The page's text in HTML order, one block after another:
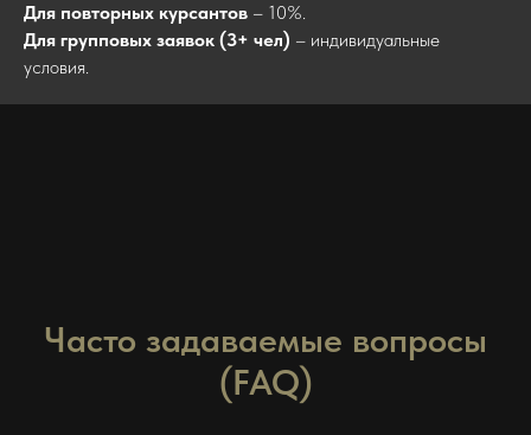
Для повторных курсантов – 10%.
Для групповых заявок (3+ чел) – индивидуальные
условия.
Часто задаваемые вопросы
(FAQ)